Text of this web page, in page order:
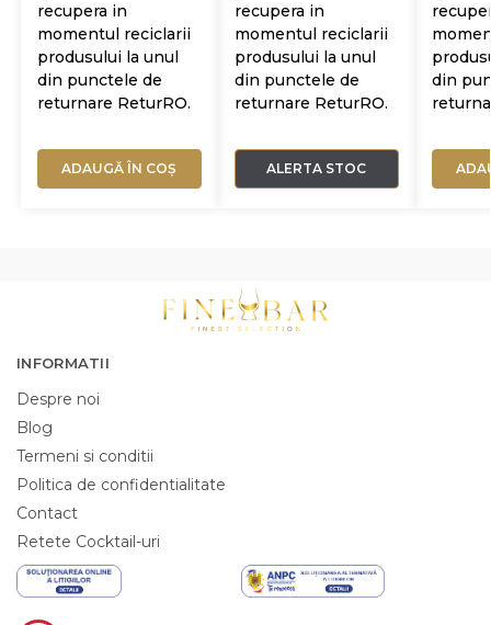
recupera in
momentul reciclarii
produsului la unul
din punctele de
returnare ReturRO.
ADAUGĂ ÎN COȘ
recupera in
momentul reciclarii
produsului la unul
din punctele de
returnare ReturRO.
ALERTA STOC
din
INFORMATII
Despre noi
Blog
Termeni si conditii
Politica de confidentialitate
Contact
Retete Cocktail-uri